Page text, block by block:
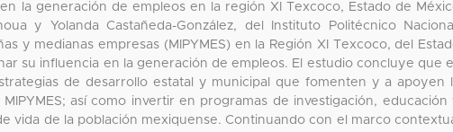
en la generación de empleos en la región XI Texcoco, Estado de
y Yolanda Castañeda-González, del Instituto Politécnico
y medianas empresas (MIPYMES) en la Región XI Texcoco, del
su influencia en la generación de empleos. El estudio concluye que
de desarrollo estatal y municipal que fomenten y a apoyen
así como invertir en programas de investigación, educación
vida de la población mexiquense. Continuando con el marco